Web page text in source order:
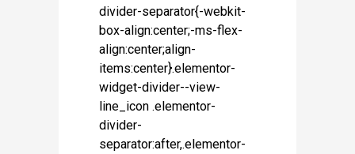
divider-separator{-webkit-
box-align:center;-ms-flex-
align:center;align-
items:center}.elementor-
widget-divider--view-
line_icon .elementor-
divider-
separator:after,.elementor-